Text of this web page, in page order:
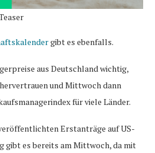
gibt es ebenfalls.
aus Deutschland wichtig,
und Mittwoch dann
für viele Länder.
Erstanträge auf US-
es bereits am Mittwoch, da mit